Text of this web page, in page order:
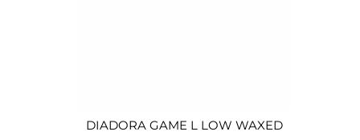
DIADORA GAME L LOW WAXED